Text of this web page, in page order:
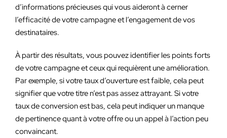
d’informations précieuses qui vous aideront à cerner
l’efficacité de votre campagne et l’engagement de vos
destinataires.
À partir des résultats, vous pouvez identifier les points forts
de votre campagne et ceux qui requièrent une amélioration.
Par exemple, si votre taux d’ouverture est faible, cela peut
signifier que votre titre n’est pas assez attrayant. Si votre
taux de conversion est bas, cela peut indiquer un manque
de pertinence quant à votre offre ou un appel à l’action peu
convaincant.